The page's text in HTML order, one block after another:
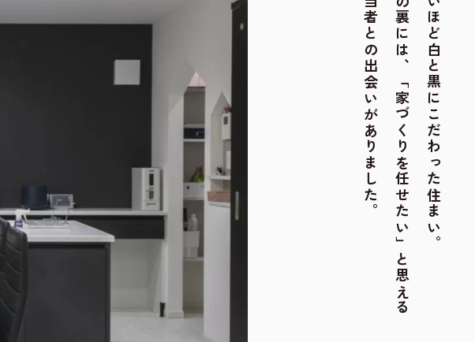
潔いほど白と黒にこだわった住まい。
その裏には、「家づくりを任せたい」と思える
担当者との出会いがありました。